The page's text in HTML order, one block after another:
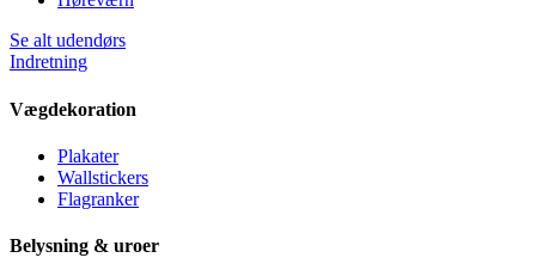
Se alt udendørs
Indretning
Vægdekoration
Plakater
Wallstickers
Flagranker
Belysning & uroer